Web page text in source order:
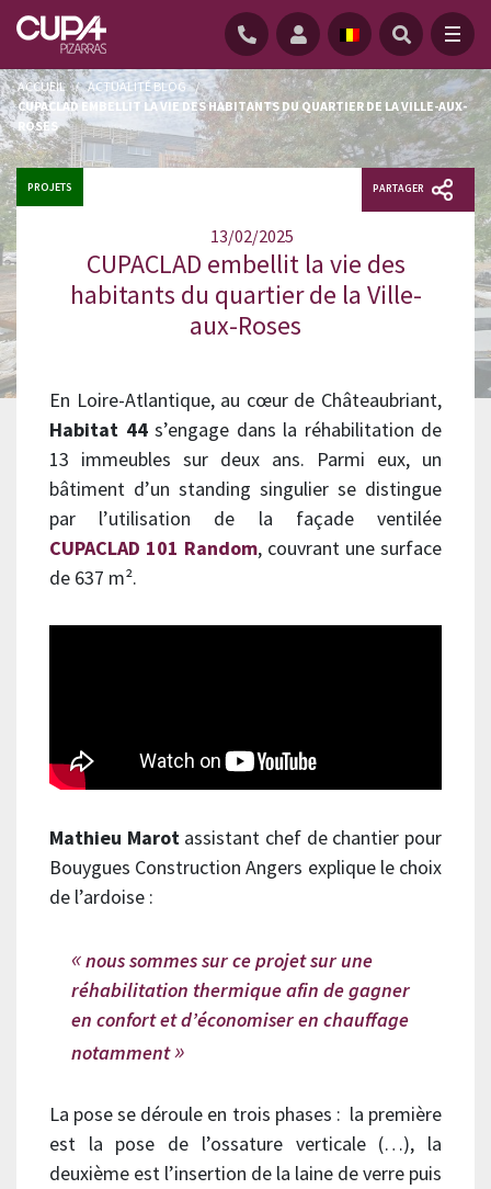
ACCUEIL / ACTUALITÉ BLOG /
CUPACLAD EMBELLIT LA VIE DES HABITANTS DU QUARTIER DE LA VILLE-AUX-
ROSES
PROJETS
13/02/2025
PARTAGER
CUPACLAD embellit la vie des
habitants du quartier de la Ville-
aux-Roses
En Loire-Atlantique, au cœur de Châteaubriant,
Habitat 44s’engage dans la réhabilitation de
13 immeubles sur deux ans. Parmi eux, un
bâtiment d’un standing singulier se distingue
par l’utilisation de la façade ventilée
CUPACLAD 101 Random, couvrant une surface
de 637 m².
Mathieu Marot assistant chef de chantier pour
Bouygues Construction Angers explique le choix
de l’ardoise :
nous sommes sur ce projet sur une
réhabilitation thermique afin de gagner
en confort et d’économiser en chauffage
notamment
La pose se déroule en trois phases : la première
est la pose de l’ossature verticale (…), la
deuxième est l’insertion de la laine de verre puis